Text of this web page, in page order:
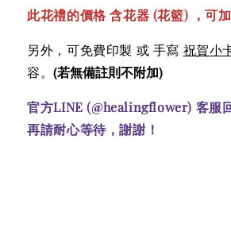
此花禮的價格 含花器 (花籃) ，可
另外，可免費印製 或 手寫 祝賀小
容。(若無備註則不附加)
官方LINE (@healingflower) 客服
再請耐心等待，謝謝！